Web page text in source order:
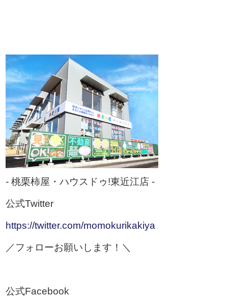
- 桃栗柿屋・ハウスドゥ!東近江店 -
公式Twitter
https://twitter.com/momokurikakiya
／フォローお願いします！＼
公式Facebook